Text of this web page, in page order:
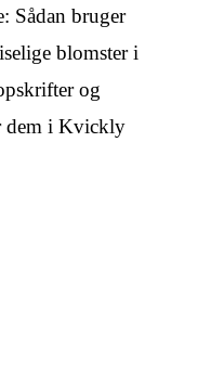
Sådan bruger
blomster i
og
dem i Kvickly